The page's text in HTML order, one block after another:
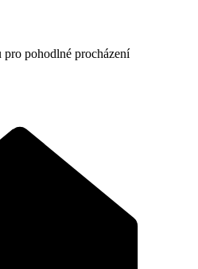
pohodlné procházení